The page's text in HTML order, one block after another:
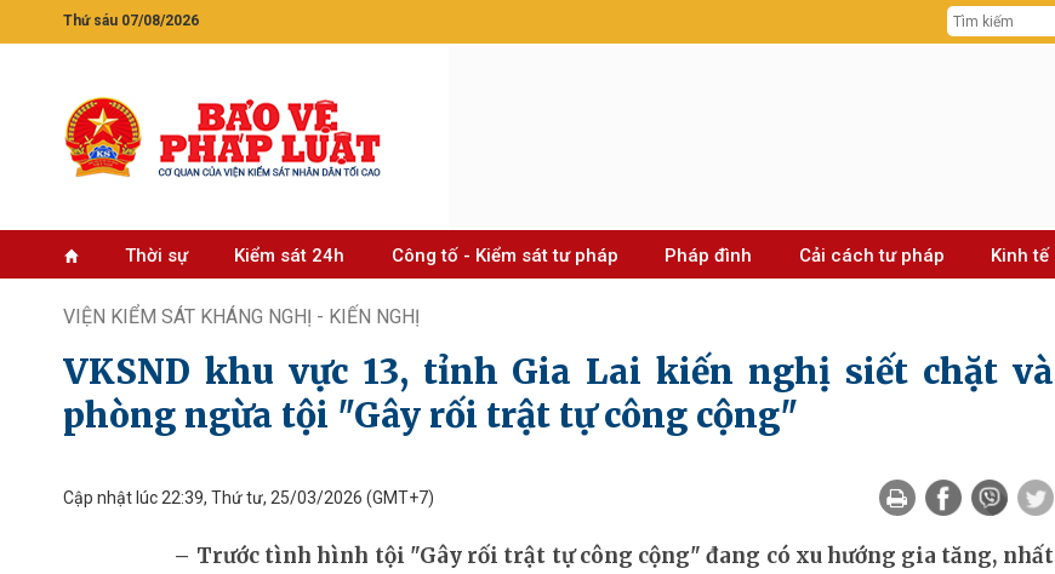
Thứ sáu 07/08/2026
Thời sự Kiểm sát 24h Công tố - Kiểm sát tư pháp Pháp đình Cải cách tư pháp Kinh tế
VIỆN KIỂM SÁT KHÁNG NGHỊ - KIẾN NGHỊ
VKSND khu vực 13, tỉnh Gia Lai kiến nghị siết chặt và
phòng ngừa tội "Gây rối trật tự công cộng"
Cập nhật lúc 22:39, Thứ tư, 25/03/2026 (GMT+7)
Trước tình hình tội "Gây rối trật tự công cộng" đang có xu hướng gia tăng, nhất